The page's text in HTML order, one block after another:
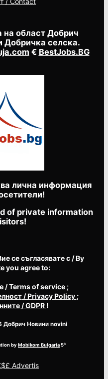
на област Добрич
Добричка селска.
€ BestJobs.BG
лична информация
of private information
се съгласявате с / By
you agree to:
/ Terms of service ;
/ Privacy Policy ;
/ GDPR !
Добрич Новини novini
byMobikom Bulgaria5³
Advertis